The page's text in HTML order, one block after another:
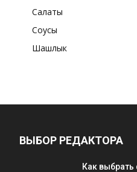
Салаты
Соусы
Шашлык
ВЫБОР РЕДАКТОРА
Как